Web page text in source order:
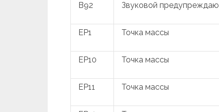
B92 Звуковой
EP1 Точка массы
EP10 Точка массы
EP11 Точка массы